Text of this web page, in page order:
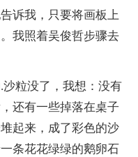
诉我，只要将画板上
我照着吴俊哲步骤去
粒没了，我想：没有
还有一些掉落在桌子
起来，成了彩色的沙
条花花绿绿的鹅卵石